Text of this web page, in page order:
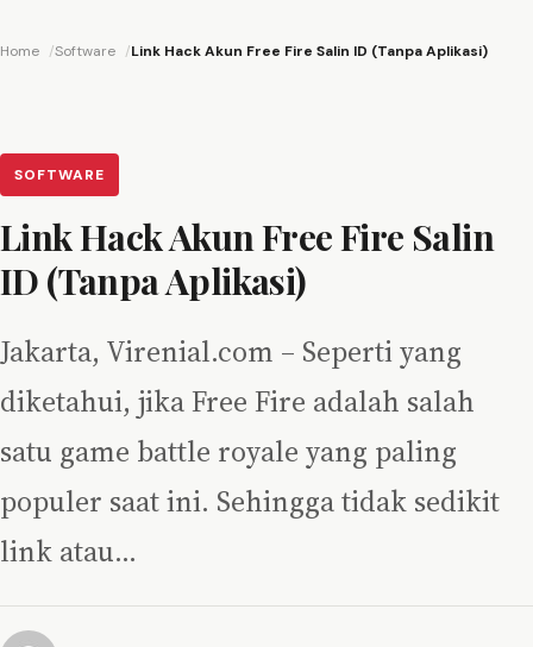
Home Software Link Hack Akun Free Fire Salin ID (Tanpa Aplikasi)
SOFTWARE
Link Hack Akun Free Fire Salin
ID (Tanpa Aplikasi)
Jakarta, Virenial.com – Seperti yang
diketahui, jika Free Fire adalah salah
satu game battle royale yang paling
populer saat ini. Sehingga tidak sedikit
link atau…